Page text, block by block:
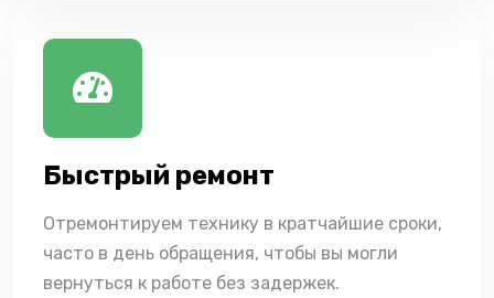
Быстрый ремонт
Отремонтируем технику в кратчайшие сроки,
часто в день обращения, чтобы вы могли
вернуться к работе без задержек.